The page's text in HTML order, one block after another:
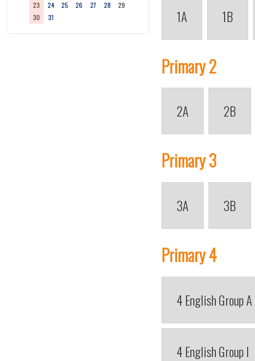
1A 1B
Primary 2
2A 2B
Primary 3
3A 3B
Primary 4
4 English Group A
4 English Group I
23
24 25 26 27 28
29
30
31